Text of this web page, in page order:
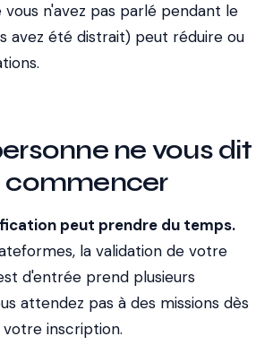
n'avez pas parlé pendant le
avez été distrait) peut réduire ou
ne vous dit
commencer
peut prendre du temps.
la validation de votre
d'entrée prend plusieurs
attendez pas à des missions dès
inscription.